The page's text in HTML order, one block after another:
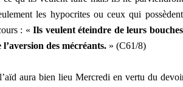
les hypocrites ou ceux qui
: «Ils veulent éteindre de leurs
des mécréants. » (C61/8)
aura bien lieu Mercredi en vertu du